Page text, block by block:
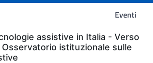
Eventi
assistive in Italia - Verso
istituzionale sulle